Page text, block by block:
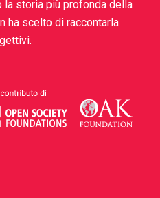
la storia più profonda della
ha scelto di raccontarla